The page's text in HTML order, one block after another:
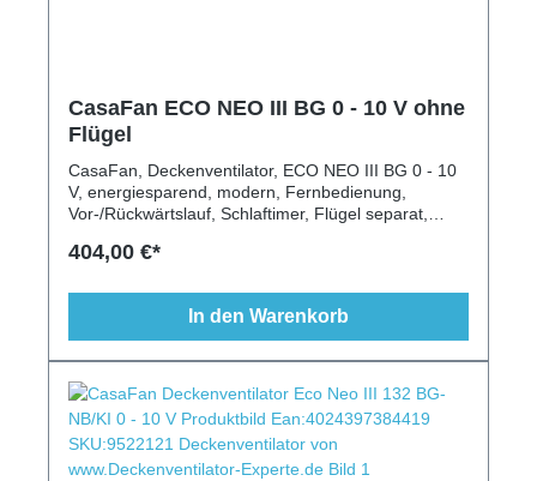
CasaFan ECO NEO III BG 0 - 10 V ohne
Flügel
CasaFan, Deckenventilator, ECO NEO III BG 0 - 10
V, energiesparend, modern, Fernbedienung,
Vor-/Rückwärtslauf, Schlaftimer, Flügel separat,
404,00 €*
In den Warenkorb